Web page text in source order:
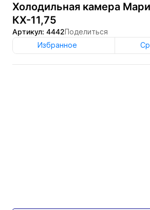
Холодильная камера
КХ-11,75
Артикул: 4442Поделиться
Избранное